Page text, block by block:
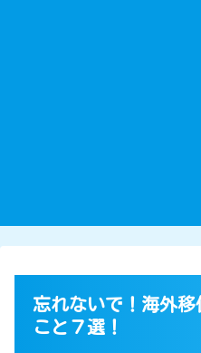
忘れないで！海外
こと７選！